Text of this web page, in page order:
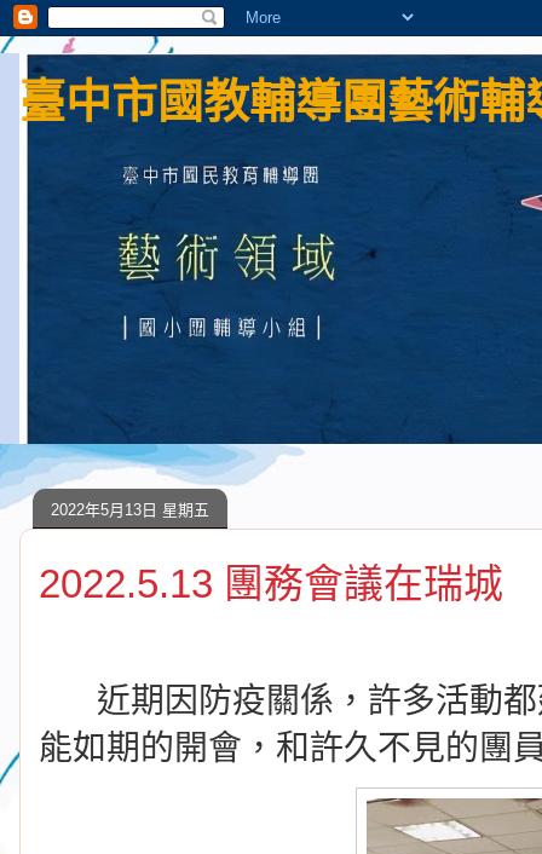
臺中市國教輔導團藝術
2022年5月13日 星期五
2022.5.13 團務會議在瑞城
近期因防疫關係，許多活動都
能如期的開會，和許久不見的團